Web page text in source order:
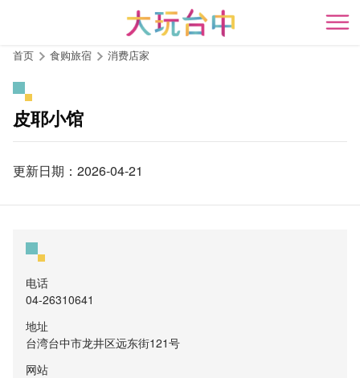
开
首页 食购旅宿 消费店家
皮耶小馆
更新日期：2026-04-21
电话
04-26310641
地址
台湾台中市龙井区远东街121号
网站